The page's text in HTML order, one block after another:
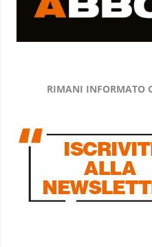
RIMANI INFORMATO